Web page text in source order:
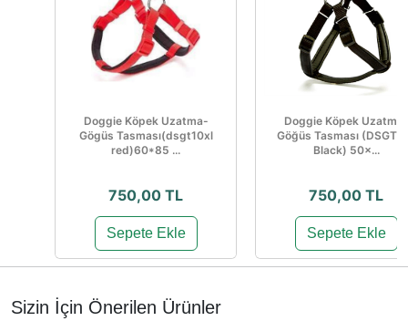
Doggie Köpek Uzatma-
Gögüs Tasması(dsgt10xl
red)60*85 ...
750,00 TL
Sepete Ekle
Doggie Köpek Uzatma-
Göğüs Tasması
Black) 50×...
750,00 TL
Sepete Ekle
Sizin İçin Önerilen Ürünler